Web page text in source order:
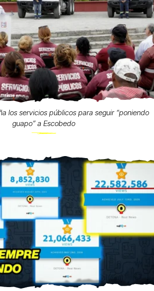
los servicios públicos para seguir “poniendo
guapo” a Escobedo